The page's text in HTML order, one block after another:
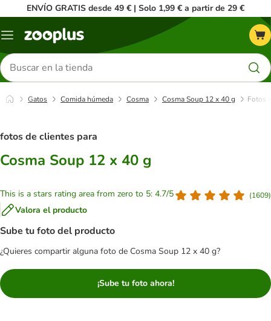
ENVÍO GRATIS desde 49 € | Solo 1,99 € a partir de 29 €
Menú
Buscar
productos
Gatos Comida húmeda Cosma Cosma Soup 12 x 40 g Fotos
fotos de clientes para
Cosma Soup 12 x 40 g
This is a stars rating area from zero to 5: 4.7/5 (1609)
Valora el producto
Sube tu foto del producto
¿Quieres compartir alguna foto de Cosma Soup 12 x 40 g?
¡Sube tu foto ahora!